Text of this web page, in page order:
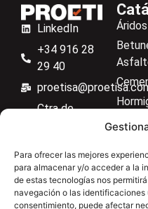
Para ofrecer las mejores
para almacenar y/o acceder a la
de estas tecnologías nos
navegación o las
consentimiento, puede afectar
LinkedIn
+34 916 28
29 40
Ctra de
M-106, Km
4,1, 28110
Algete,
Suelos